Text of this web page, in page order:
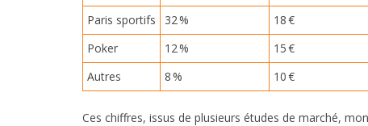
Paris sportifs
32 % 18 €
Poker
12 % 15 €
Autres
8 % 10 €
Ces chiffres, issus de plusieurs études de marché,